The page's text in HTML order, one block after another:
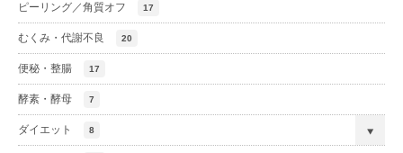
ピーリング／角質オフ 17
むくみ・代謝不良 20
便秘・整腸 17
酵素・酵母 7
ダイエット 8